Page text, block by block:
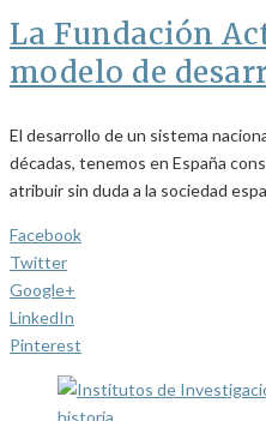
La Fundación
modelo de
El desarrollo de un sistema
décadas, tenemos en España
atribuir sin duda a la sociedad
Facebook
Twitter
Google+
LinkedIn
Pinterest